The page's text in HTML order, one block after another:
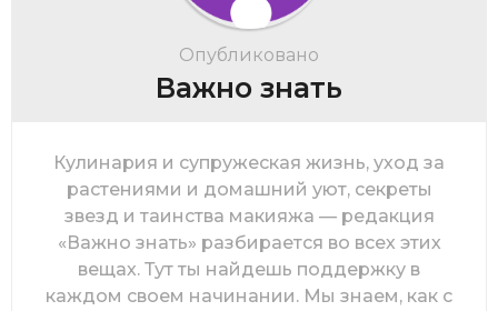
Опубликовано
Важно знать
Кулинария и супружеская жизнь, уход за
растениями и домашний уют, секреты
звезд и таинства макияжа — редакция
«Важно знать» разбирается во всех этих
вещах. Тут ты найдешь поддержку в
каждом своем начинании. Мы знаем, как с